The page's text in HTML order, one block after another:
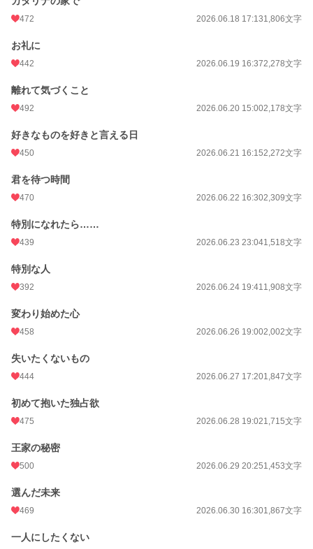
472 2026.06.18 17:131,806文字
お礼に
442 2026.06.19 16:372,278文字
離れて気づくこと
492 2026.06.20 15:002,178文字
好きなものを好きと言える日
450 2026.06.21 16:152,272文字
君を待つ時間
470 2026.06.22 16:302,309文字
特別になれたら……
439 2026.06.23 23:041,518文字
特別な人
392 2026.06.24 19:411,908文字
変わり始めた心
458 2026.06.26 19:002,002文字
失いたくないもの
444 2026.06.27 17:201,847文字
初めて抱いた独占欲
475 2026.06.28 19:021,715文字
王家の秘密
500 2026.06.29 20:251,453文字
選んだ未来
469 2026.06.30 16:301,867文字
一人にしたくない